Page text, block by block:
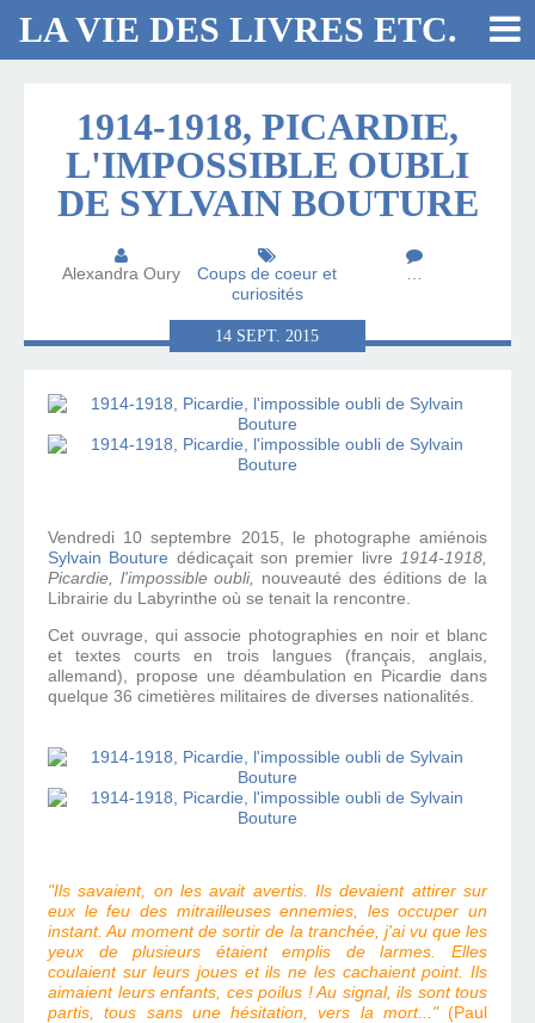
LA VIE DES LIVRES ETC.
1914-1918, PICARDIE,
L'IMPOSSIBLE OUBLI
DE SYLVAIN BOUTURE
Alexandra Oury
Coups de coeur et
curiosités
…
14 SEPT.2015
Vendredi 10 septembre 2015, le photographe amiénois
Sylvain Bouture dédicaçait son premier livre1914-1918,
Picardie, l'impossible oubli, nouveauté des éditions de la
Librairie du Labyrinthe où se tenait la rencontre.
Cet ouvrage, qui associe photographies en noir et blanc
et textes courts en trois langues (français, anglais,
allemand), propose une déambulation en Picardie dans
quelque 36 cimetières militaires de diverses nationalités.
"Ils savaient, on les avait avertis. Ils devaient attirer sur
eux le feu des mitrailleuses ennemies, les occuper un
instant. Au moment de sortir de la tranchée, j'ai vu que les
yeux de plusieurs étaient emplis de larmes. Elles
coulaient sur leurs joues et ils ne les cachaient point. Ils
aimaient leurs enfants, ces poilus ! Au signal, ils sont tous
partis, tous sans une hésitation, vers la mort..."(Paul